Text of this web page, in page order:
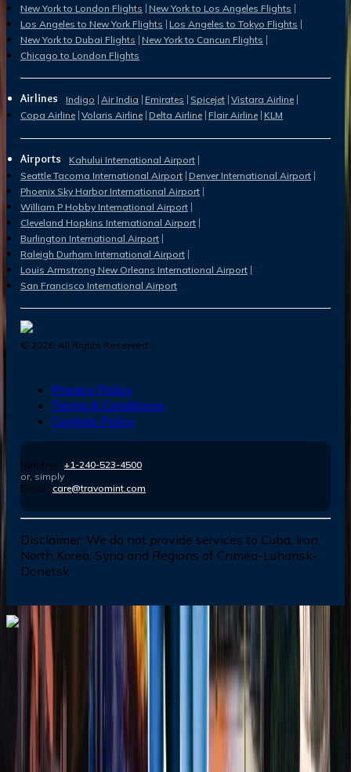
New York to London Flights New York to Los Angeles Flights
Los Angeles to New York Flights Los Angeles to Tokyo Flights
New York to Dubai Flights New York to Cancun Flights
Chicago to London Flights
Airlines Indigo Air India Emirates Spicejet Vistara Airline
Copa Airline Volaris Airline Delta Airline Flair Airline KLM
Airports
Kahului International Airport
Seattle Tacoma International Airport Denver International Airport
Phoenix Sky Harbor International Airport
William P Hobby International Airport
Cleveland Hopkins International Airport
Burlington International Airport
Raleigh Durham International Airport
Louis Armstrong New Orleans International Airport
San Francisco International Airport
© 2026 . All Rights Reserved.
Privacy Policy
Terms & Conditions
Cookies Policy
Number : +1-240-523-4500
or, simply
Email : care@travomint.com
Disclaimer: We do not provide services to Cuba, Iran,
North Korea, Syria and Regions of Crimea-Luhansk-
Donetsk
Dial In for Bigger Savings: Exclusive Deals!
Contact us